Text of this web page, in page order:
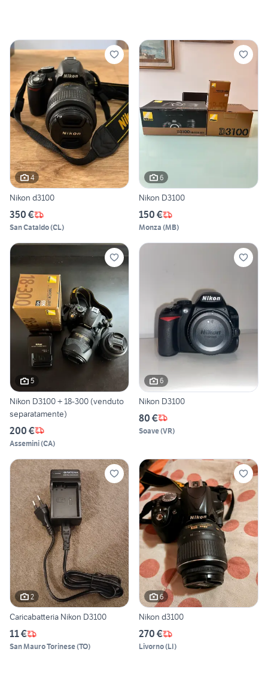
4
Nikon d3100
350 €
San Cataldo(CL)
6
Nikon D3100
150 €
Monza (MB)
5
Nikon D3100 + 18-300 (venduto
separatamente)
200 €
Assemini(CA)
6
Nikon D3100
80 €
Soave(VR)
2
Caricabatteria Nikon D3100
11 €
San Mauro Torinese(TO)
6
Nikon d3100
270 €
Livorno(LI)